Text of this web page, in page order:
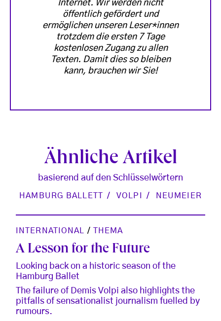
Internet. Wir werden nicht
öffentlich gefördert und
ermöglichen unseren Leser*innen
trotzdem die ersten 7 Tage
kostenlosen Zugang zu allen
Texten. Damit dies so bleiben
kann, brauchen wir Sie!
Ähnliche Artikel
basierend auf den Schlüsselwörtern
HAMBURG BALLETT VOLPI NEUMEIER
INTERNATIONAL / THEMA
A Lesson for the Future
Looking back on a historic season of the
Hamburg Ballet
The failure of Demis Volpi also highlights the
pitfalls of sensationalist journalism fuelled by
rumours.